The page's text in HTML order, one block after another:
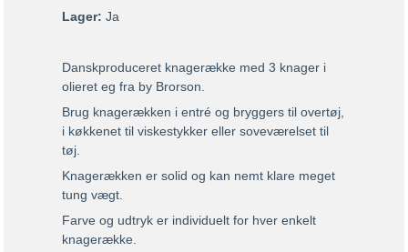
Lager: Ja
Danskproduceret knagerække med 3 knager i
olieret eg fra by Brorson.
Brug knagerækken i entré og bryggers til overtøj,
i køkkenet til viskestykker eller soveværelset til
tøj.
Knagerækken er solid og kan nemt klare meget
tung vægt.
Farve og udtryk er individuelt for hver enkelt
knagerække.